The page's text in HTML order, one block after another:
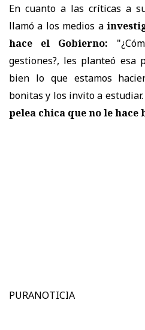
En cuanto a las críticas a
llamó a los medios a
hace el Gobierno:
gestiones?, les planteó esa
bien lo que estamos
bonitas y los invito a estudiar.
pelea chica que no le hace
PURANOTICIA